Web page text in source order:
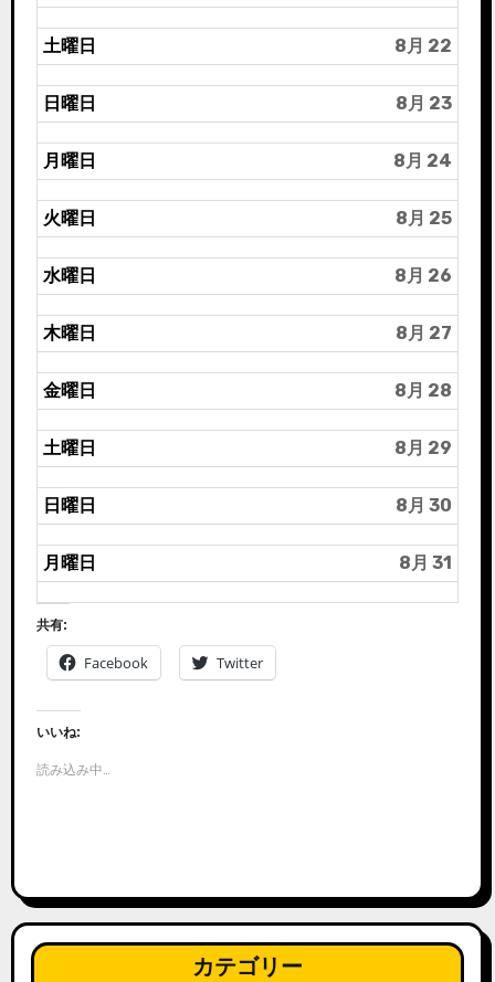
土曜日 8月 22
日曜日 8月 23
月曜日 8月 24
火曜日 8月 25
水曜日 8月 26
木曜日 8月 27
金曜日 8月 28
土曜日 8月 29
日曜日 8月 30
月曜日 8月 31
共有:
Facebook Twitter
いいね:
読み込み中…
カテゴリー